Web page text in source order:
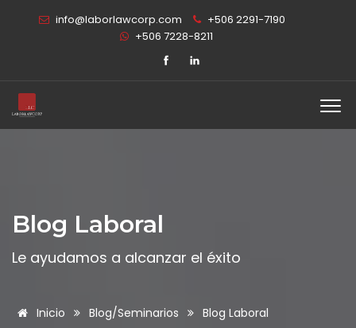
info@laborlawcorp.com
+506 2291-7190
+506 7228-8211
Blog Laboral
Le ayudamos a alcanzar el éxito
Inicio Blog/Seminarios Blog Laboral